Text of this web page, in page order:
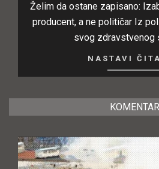
Želim da ostane zapisano:
producent, a ne političar Iz
svog zdravstvenog
NASTAVI
KOMENTAR